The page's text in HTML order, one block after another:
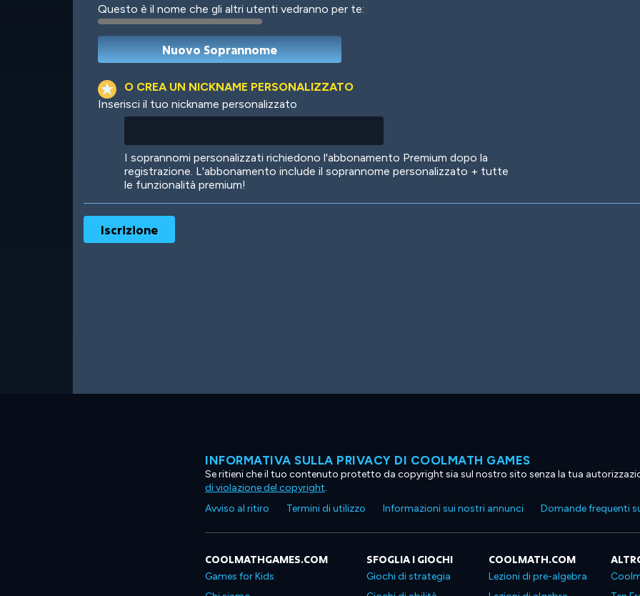
Robotic International
Ooh! Aah!
Questo è il nome che gli altri utenti vedranno per te:
O CREA UN NICKNAME PERSONALIZZATO
Inserisci il tuo nickname personalizzato
I soprannomi personalizzati richiedono l'abbonamento Premium dopo la
registrazione. L'abbonamento include il soprannome personalizzato + tutte
le funzionalità premium!
INFORMATIVA SULLA PRIVACY DI COOLMATH GAMES
Se ritieni che il tuo contenuto protetto da copyright sia sul nostro sito senza la tua
di violazione del copyright.
Avviso al ritiro
Termini di utilizzo Informazioni sui nostri annunci Domande frequenti
COOLMATHGAMES.COM
Games for Kids
SFOGLIA I GIOCHI
Giochi di strategia
COOLMATH.COM
Lezioni di pre-algebra